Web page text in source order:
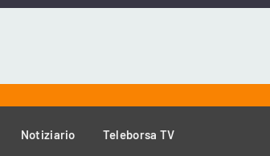
Notiziario Teleborsa TV